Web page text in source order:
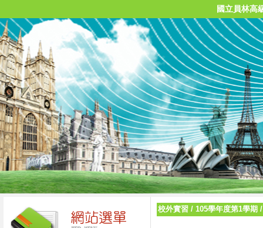
國立員林高
校外實習 / 105學年度第1學期